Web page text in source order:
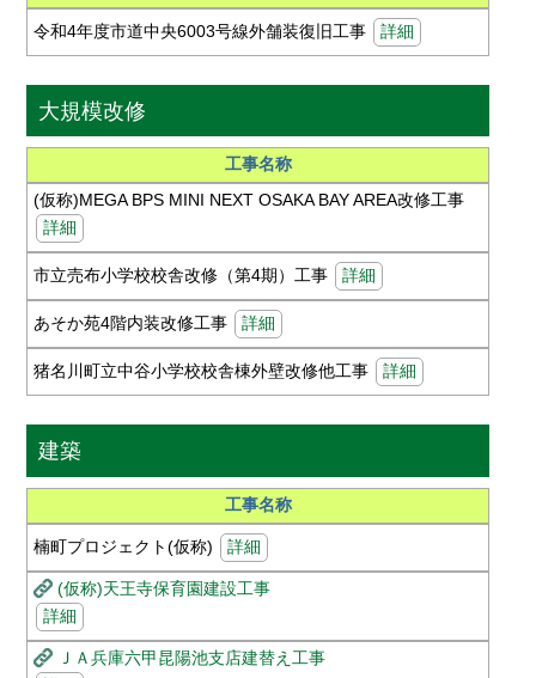
令和4年度市道中央6003号線外舗装復旧工事 詳細
大規模改修
工事名称
(仮称)MEGA BPS MINI NEXT OSAKA BAY AREA改修工事
詳細
市立売布小学校校舎改修（第4期）工事 詳細
あそか苑4階内装改修工事 詳細
猪名川町立中谷小学校校舎棟外壁改修他工事 詳細
建築
工事名称
楠町プロジェクト(仮称) 詳細
(仮称)天王寺保育園建設工事
詳細
ＪＡ兵庫六甲昆陽池支店建替え工事